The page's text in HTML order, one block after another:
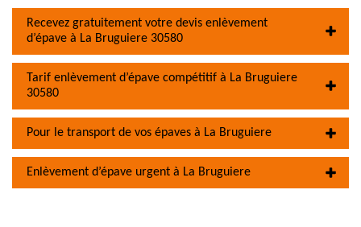
Recevez gratuitement votre devis enlèvement
d’épave à La Bruguiere 30580
Tarif enlèvement d’épave compétitif à La Bruguiere
30580
Pour le transport de vos épaves à La Bruguiere
Enlèvement d’épave urgent à La Bruguiere